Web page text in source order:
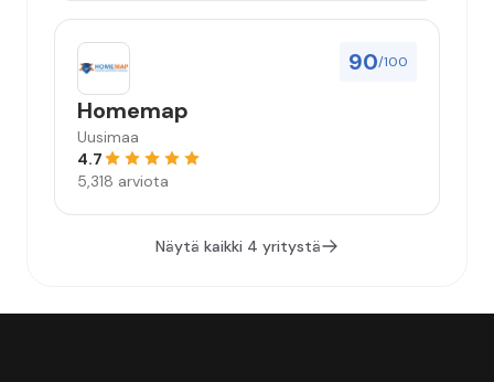
90/100
Homemap
Uusimaa
4.7
5,318 arviota
Näytä kaikki 4 yritystä